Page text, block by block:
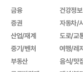
금융
증권
산업/재계
중기/벤처
부동산
건강정보
자동차/
도로/교
여행/레
음식/맛